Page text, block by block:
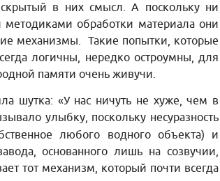
скрытый в них смысл. А поскольку ни
обработки материала они
механизмы. Такие попытки, которые
логичны, нередко остроумны, для
памяти очень живучи.
шутка: «У нас ничуть не хуже, чем в
улыбку, поскольку несуразность
любого водного объекта) и
основанного лишь на созвучии,
тот механизм, который почти всегда